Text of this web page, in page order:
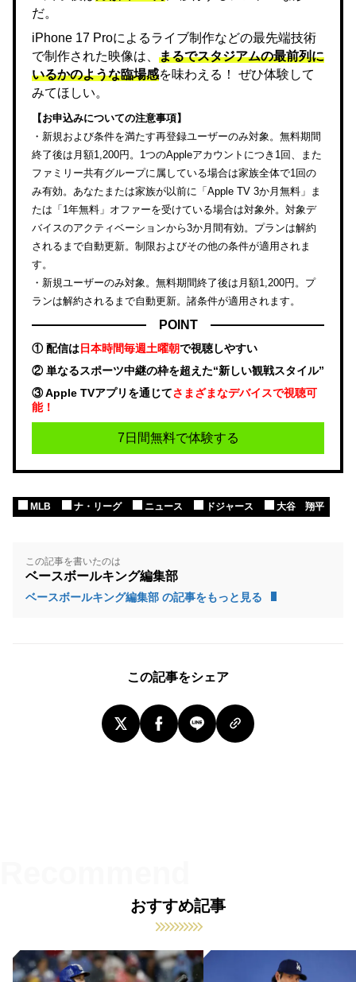
だ。
iPhone 17 Proによるライブ制作などの最先端技術
で制作された映像は、 まるでスタジアムの最前列に
いるかのような臨場感を味わえる！ ぜひ体験して
みてほしい。
【お申込みについての注意事項】
・新規および条件を満たす再登録ユーザーのみ対象。無料期間
終了後は月額1,200円。1つのAppleアカウントにつき1回、また
ファミリー共有グループに属している場合は家族全体で1回の
み有効。あなたまたは家族が以前に「Apple TV 3か月無料」ま
たは「1年無料」オファーを受けている場合は対象外。対象デ
バイスのアクティベーションから3か月間有効。プランは解約
されるまで自動更新。制限およびその他の条件が適用されま
す。
・新規ユーザーのみ対象。無料期間終了後は月額1,200円。プ
ランは解約されるまで自動更新。諸条件が適用されます。
POINT
① 配信は日本時間毎週土曜朝で視聴しやすい
② 単なるスポーツ中継の枠を超えた“新しい観戦スタイル”
③ Apple TVアプリを通じてさまざまなデバイスで視聴可
能！
7日間無料で体験する
MLB ナ・リーグ ニュース ドジャース 大谷 翔平
この記事を書いたのは
ベースボールキング編集部
ベースボールキング編集部 の記事をもっと見る
この記事をシェア
おすすめ記事